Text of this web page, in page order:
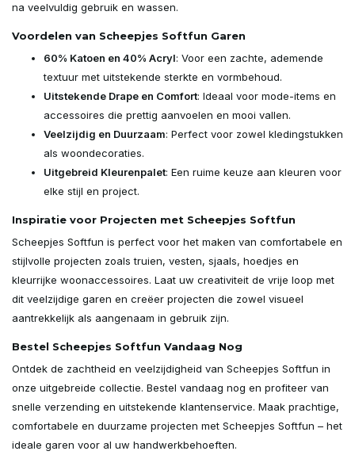
na veelvuldig gebruik en wassen.
Voordelen van Scheepjes Softfun Garen
60% Katoen en 40% Acryl: Voor een zachte, ademende
textuur met uitstekende sterkte en vormbehoud.
Uitstekende Drape en Comfort: Ideaal voor mode-items en
accessoires die prettig aanvoelen en mooi vallen.
Veelzijdig en Duurzaam: Perfect voor zowel kledingstukken
als woondecoraties.
Uitgebreid Kleurenpalet: Een ruime keuze aan kleuren voor
elke stijl en project.
Inspiratie voor Projecten met Scheepjes Softfun
Scheepjes Softfun is perfect voor het maken van comfortabele en
stijlvolle projecten zoals truien, vesten, sjaals, hoedjes en
kleurrijke woonaccessoires. Laat uw creativiteit de vrije loop met
dit veelzijdige garen en creëer projecten die zowel visueel
aantrekkelijk als aangenaam in gebruik zijn.
Bestel Scheepjes Softfun Vandaag Nog
Ontdek de zachtheid en veelzijdigheid van Scheepjes Softfun in
onze uitgebreide collectie. Bestel vandaag nog en profiteer van
snelle verzending en uitstekende klantenservice. Maak prachtige,
comfortabele en duurzame projecten met Scheepjes Softfun – het
ideale garen voor al uw handwerkbehoeften.